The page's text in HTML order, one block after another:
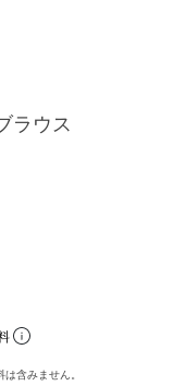
ラウス
含みません。